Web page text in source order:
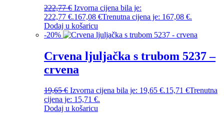
222,77€ Izvorna cijena bila je:
222,77 €.167,08 €Trenutna cijena je: 167,08 €.
Dodaj u košaricu
-20%
Crvena ljuljačka s trubom 5237 –
crvena
19,65€ Izvorna cijena bila je: 19,65 €.15,71 €Trenutna
cijena je: 15,71 €.
Dodaj u košaricu